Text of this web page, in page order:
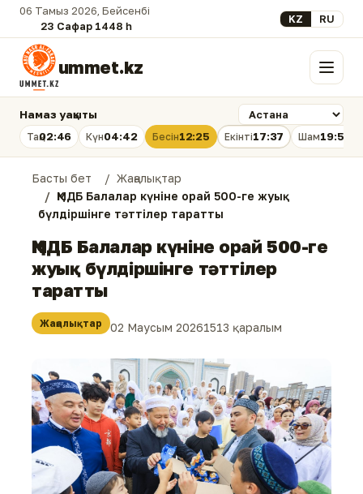
06 Тамыз 2026, Бейсенбі
23 Сафар 1448 һ.
Select your
KZ RU
ummet.kz Мәзір
Намаз уақыты
Таң02:46 Күн04:42 Бесін12:25 Екінті17:37 Шам19:58
Басты бет
Жаңалықтар
ҚМДБ Балалар күніне орай 500-ге жуық
бүлдіршінге тәттілер таратты
ҚМДБ Балалар күніне орай 500-ге
жуық бүлдіршінге тәттілер
таратты
Жаңалықтар 02 Маусым 20261513 қаралым